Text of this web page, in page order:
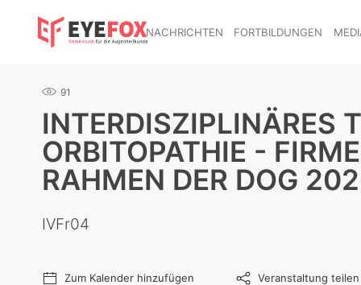
NACHRICHTEN FORTBILDUNGEN
91
INTERDISZIPLINÄRES
ORBITOPATHIE -
RAHMEN DER DOG
IVFr04
Zum Kalender hinzufügen Veranstaltung teilen